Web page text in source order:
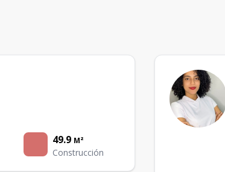
49.9 M²
Construcción